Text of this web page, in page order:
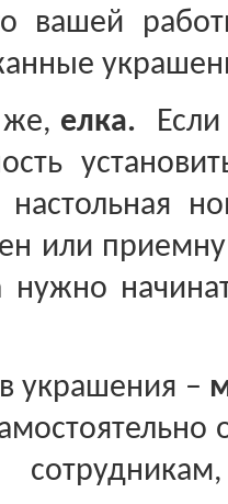
вашей
же, елка.
или
украшения –